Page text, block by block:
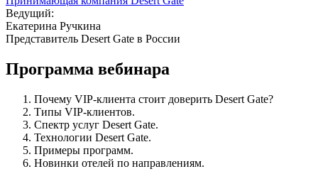
Ведущий:
Екатерина Ручкина
Представитель Desert Gate в России
Программа вебинара
Почему VIP-клиента стоит доверить Desert Gate?
Типы VIP-клиентов.
Спектр услуг Desert Gate.
Технологии Desert Gate.
Примеры программ.
Новинки отелей по направлениям.